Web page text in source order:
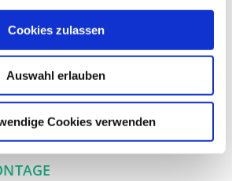
Cookies zulassen
Auswahl erlauben
Cookies verwenden
Dienstleistungen im Bereich der